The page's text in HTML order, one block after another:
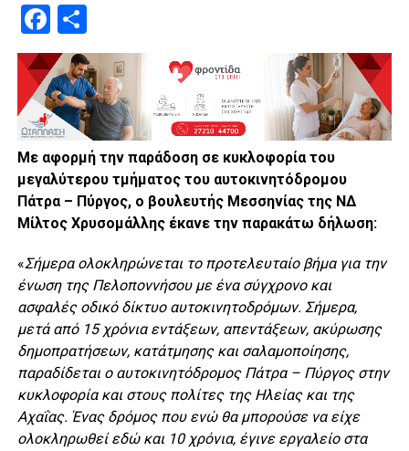
Facebook
Μοιραστείτε
Με αφορμή την παράδοση σε κυκλοφορία του
μεγαλύτερου τμήματος του αυτοκινητόδρομου
Πάτρα – Πύργος, ο βουλευτής Μεσσηνίας της ΝΔ
Μίλτος Χρυσομάλλης έκανε την παρακάτω δήλωση:
«Σήμερα ολοκληρώνεται το προτελευταίο βήμα για την
ένωση της Πελοποννήσου με ένα σύγχρονο και
ασφαλές οδικό δίκτυο αυτοκινητοδρόμων. Σήμερα,
μετά από 15 χρόνια εντάξεων, απεντάξεων, ακύρωσης
δημοπρατήσεων, κατάτμησης και σαλαμοποίησης,
παραδίδεται ο αυτοκινητόδρομος Πάτρα – Πύργος στην
κυκλοφορία και στους πολίτες της Ηλείας και της
Αχαΐας. Ένας δρόμος που ενώ θα μπορούσε να είχε
ολοκληρωθεί εδώ και 10 χρόνια, έγινε εργαλείο στα